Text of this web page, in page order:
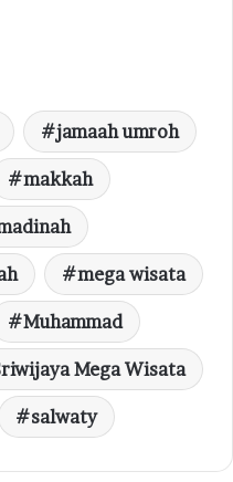
jamaah umroh
makkah
mega wisata
Muhammad
Mega Wisata
salwaty